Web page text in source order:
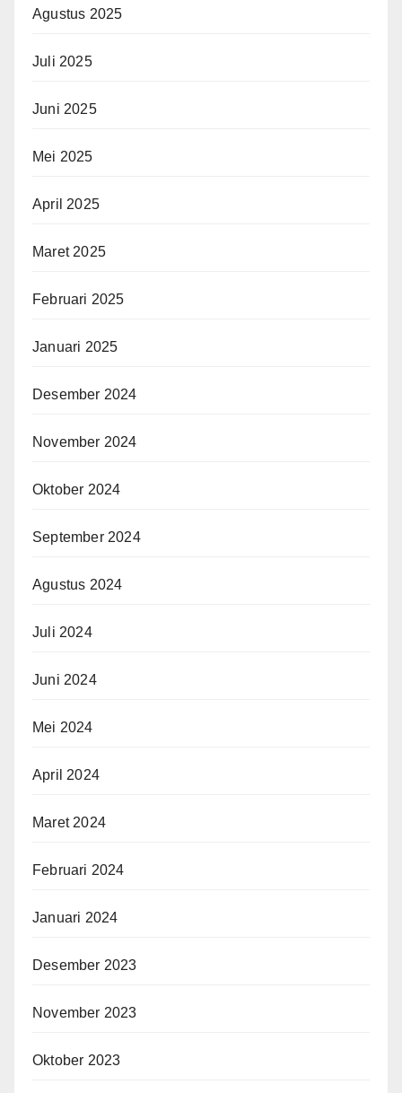
Agustus 2025
Juli 2025
Juni 2025
Mei 2025
April 2025
Maret 2025
Februari 2025
Januari 2025
Desember 2024
November 2024
Oktober 2024
September 2024
Agustus 2024
Juli 2024
Juni 2024
Mei 2024
April 2024
Maret 2024
Februari 2024
Januari 2024
Desember 2023
November 2023
Oktober 2023